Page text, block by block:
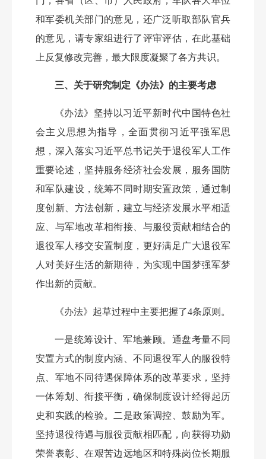
和军委机关部门的意见，还广泛听取部队官兵
的意见，请专家组进行了评审评估，在此基础
上反复修改完善，最大限度凝聚了各方共识。
三、关于研究制定《办法》的主要考虑
《办法》坚持以习近平新时代中国特色社
会主义思想为指导，全面贯彻习近平强军思
想，深入落实习近平总书记关于退役军人工作
重要论述，坚持服务经济社会发展，服务国防
和军队建设，统筹不同时期安置政策，通过制
度创新、方法创新，建立与经济发展水平相适
应、与军地改革相衔接、与服役贡献相结合的
退役军人移交安置制度，更好满足广大退役军
人对美好生活的新期待，为实现中国梦强军梦
作出新的贡献。
《办法》起草过程中主要把握了4条原则。
一是统筹设计、军地兼顾。通盘考量不同
安置方式的制度内涵、不同退役军人的服役特
点、军地不同待遇保障体系的改革要求，坚持
一体筹划、衔接平衡，确保制度设计经得起历
史和实践的检验。二是政策调控、鼓励为军。
坚持退役待遇与服役贡献相匹配，向获得功勋
荣誉表彰、在艰苦边远地区和特殊岗位长期服